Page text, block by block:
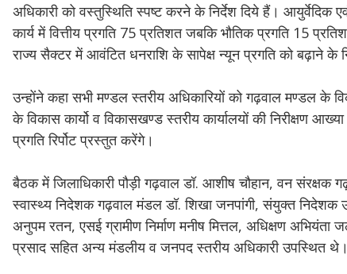
अधिकारी को वस्तुस्थिति स्पष्ट करने के निर्देश दिये हैं। आयुर्वेदिक
कार्य में वित्तीय प्रगति 75 प्रतिशत जबकि भौतिक प्रगति 15
राज्य सैक्टर में आवंटित धनराशि के सापेक्ष न्यून प्रगति को बढ़ाने के
उन्होंने कहा सभी मण्डल स्तरीय अधिकारियों को गढ़वाल मण्डल के
के विकास कार्यो व विकासखण्ड स्तरीय कार्यालयों की निरीक्षण
प्रगति रिर्पोट प्रस्तुत करेंगे।
बैठक में जिलाधिकारी पौड़ी गढ़वाल डॉ. आशीष चौहान, वन संरक्षक
स्वास्थ्य निदेशक गढ़वाल मंडल डॉ. शिखा जनपांगी, संयुक्त निदेशक
अनुपम रतन, एसई ग्रामीण निर्माण मनीष मित्तल, अधिक्षण
प्रसाद सहित अन्य मंडलीय व जनपद स्तरीय अधिकारी उपस्थित थे।